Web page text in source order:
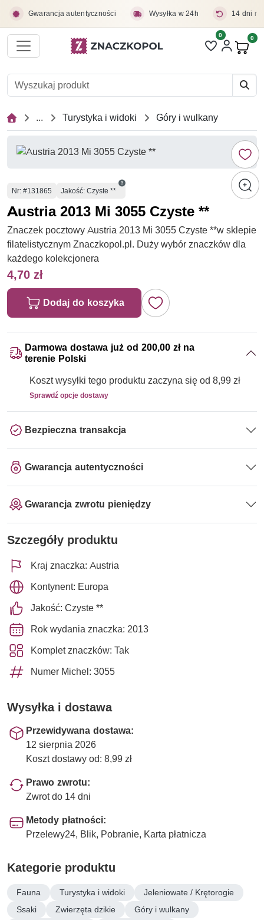
Gwarancja autentyczności Wysyłka w 24h 14 dni
Liczba pozycji
0 0
... Turystyka i widoki Góry i wulkany
Numer
Nr: #131865 Jakość: Czyste **
Austria 2013 Mi 3055 Czyste **
Znaczek pocztowy Austria 2013 Mi 3055 Czyste **w sklepie
filatelistycznym Znaczkopol.pl. Duży wybór znaczków dla
każdego kolekcjonera
4,70 zł
Dodaj do koszyka
Darmowa dostawa już od 200,00 zł na
terenie Polski
Koszt wysyłki tego produktu zaczyna się od 8,99 zł
Sprawdź opcje dostawy
Bezpieczna transakcja
Gwarancja autentyczności
Gwarancja zwrotu pieniędzy
Szczegóły produktu
Kraj znaczka: Austria
Kontynent: Europa
Jakość: Czyste **
Rok wydania znaczka: 2013
Komplet znaczków: Tak
Numer Michel: 3055
Wysyłka i dostawa
Przewidywana dostawa:
12 sierpnia 2026
Koszt dostawy od: 8,99 zł
Prawo zwrotu:
Zwrot do 14 dni
Metody płatności:
Przelewy24, Blik, Pobranie, Karta płatnicza
Kategorie produktu
Fauna Turystyka i widoki
Jeleniowate / Krętorogie
Ssaki
Zwierzęta dzikie
Góry i wulkany